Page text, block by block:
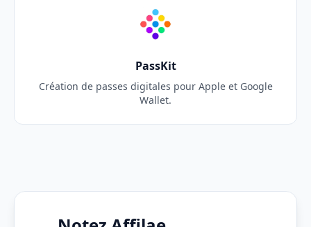
PassKit
Création de passes digitales pour Apple et Google
Wallet.